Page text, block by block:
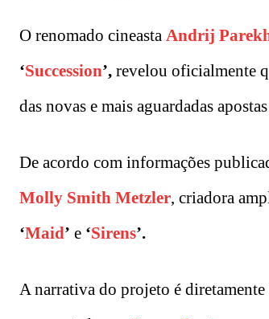
O renomado cineasta Andrij
‘Succession’, revelou oficialmente
das novas e mais aguardadas
De acordo com informações
Molly Smith Metzler, criadora
‘Maid’ e ‘Sirens’.
A narrativa do projeto é